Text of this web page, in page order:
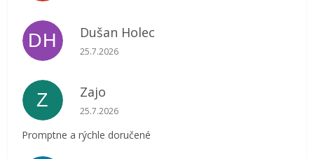
DH Dušan Holec
Hodnotenie obchodu je 5 z 5 hviezdičiek.
25.7.2026
Z Zajo
Hodnotenie obchodu je 5 z 5 hviezdičiek.
25.7.2026
Promptne a rýchle doručené